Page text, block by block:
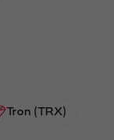
Tron (TRX)